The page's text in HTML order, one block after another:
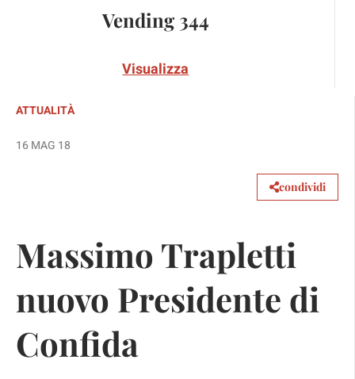
Vending 344
Visualizza
ATTUALITÀ
16 MAG 18
condividi
Massimo Trapletti
nuovo Presidente di
Confida